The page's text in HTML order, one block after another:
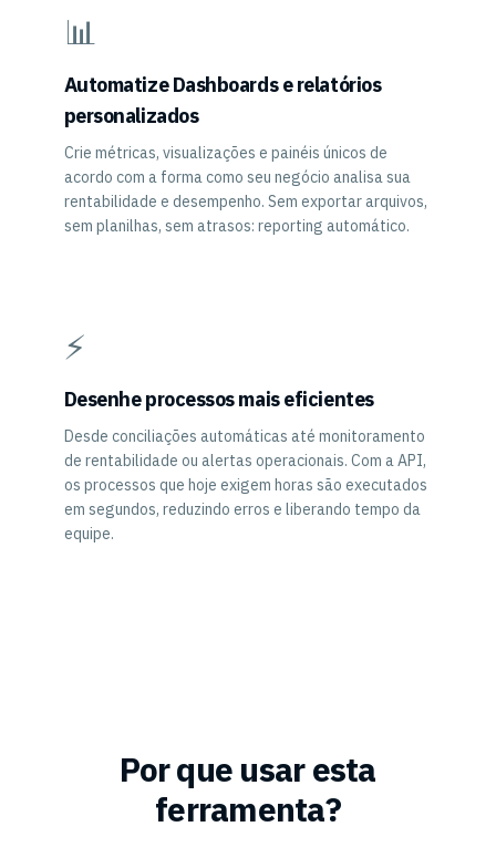
📊
Automatize Dashboards e relatórios
personalizados
Crie métricas, visualizações e painéis únicos de
acordo com a forma como seu negócio analisa sua
rentabilidade e desempenho. Sem exportar arquivos,
sem planilhas, sem atrasos: reporting automático.
⚡
Desenhe processos mais eficientes
Desde conciliações automáticas até monitoramento
de rentabilidade ou alertas operacionais. Com a API,
os processos que hoje exigem horas são executados
em segundos, reduzindo erros e liberando tempo da
equipe.
Por que usar esta
ferramenta?